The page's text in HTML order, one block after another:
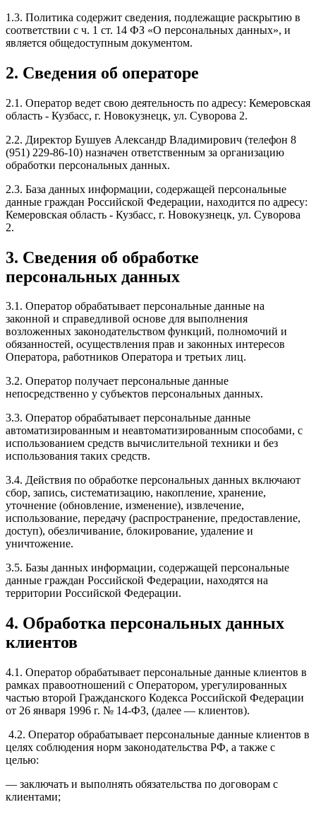
1.3. Политика содержит сведения, подлежащие раскрытию в
соответствии с ч. 1 ст. 14 ФЗ «О персональных данных», и
является общедоступным документом.
2. Сведения об операторе
2.1. Оператор ведет свою деятельность по адресу: Кемеровская
область - Кузбасс, г. Новокузнецк, ул. Суворова 2.
2.2. Директор Бушуев Александр Владимирович (телефон 8
(951) 229-86-10) назначен ответственным за организацию
обработки персональных данных.
2.3. База данных информации, содержащей персональные
данные граждан Российской Федерации, находится по адресу:
Кемеровская область - Кузбасс, г. Новокузнецк, ул. Суворова
2.
3. Сведения об обработке
персональных данных
3.1. Оператор обрабатывает персональные данные на
законной и справедливой основе для выполнения
возложенных законодательством функций, полномочий и
обязанностей, осуществления прав и законных интересов
Оператора, работников Оператора и третьих лиц.
3.2. Оператор получает персональные данные
непосредственно у субъектов персональных данных.
3.3. Оператор обрабатывает персональные данные
автоматизированным и неавтоматизированным способами, с
использованием средств вычислительной техники и без
использования таких средств.
3.4. Действия по обработке персональных данных включают
сбор, запись, систематизацию, накопление, хранение,
уточнение (обновление, изменение), извлечение,
использование, передачу (распространение, предоставление,
доступ), обезличивание, блокирование, удаление и
уничтожение.
3.5. Базы данных информации, содержащей персональные
данные граждан Российской Федерации, находятся на
территории Российской Федерации.
4. Обработка персональных данных
клиентов
4.1. Оператор обрабатывает персональные данные клиентов в
рамках правоотношений с Оператором, урегулированных
частью второй Гражданского Кодекса Российской Федерации
от 26 января 1996 г. № 14-ФЗ, (далее — клиентов).
4.2. Оператор обрабатывает персональные данные клиентов в
целях соблюдения норм законодательства РФ, а также с
целью:
— заключать и выполнять обязательства по договорам с
клиентами;